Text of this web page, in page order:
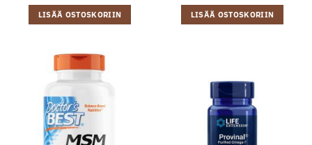
LISÄÄ OSTOSKORIIN LISÄÄ OSTOSKORIIN